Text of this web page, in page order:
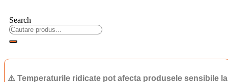
⚠️ Temperaturile ridicate pot afecta produsele sensibile la
căldură, precum ciocolata.
putem garanta menținerea calității optime a acestora pe